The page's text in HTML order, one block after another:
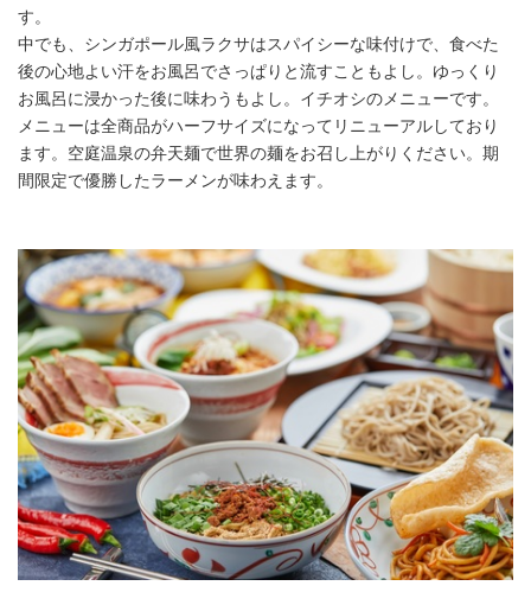
す。
中でも、シンガポール風ラクサはスパイシーな味付けで、食べた
後の心地よい汗をお風呂でさっぱりと流すこともよし。ゆっくり
お風呂に浸かった後に味わうもよし。イチオシのメニューです。
メニューは全商品がハーフサイズになってリニューアルしており
ます。空庭温泉の弁天麺で世界の麺をお召し上がりください。期
間限定で優勝したラーメンが味わえます。